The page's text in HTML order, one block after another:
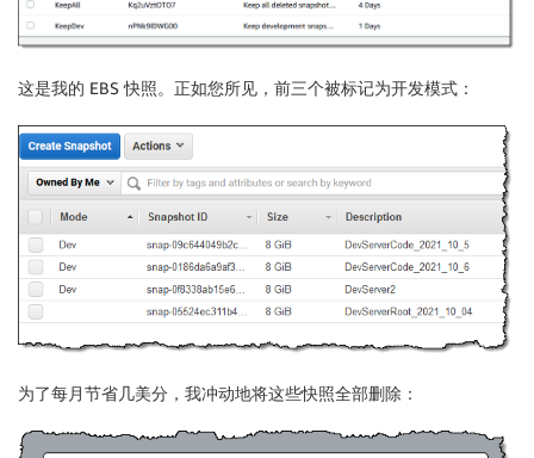
这是我的 EBS 快照。正如您所见，前三个被标记为开发模式 ：
为了每月节省几美分，我冲动地将这些快照全部删除：